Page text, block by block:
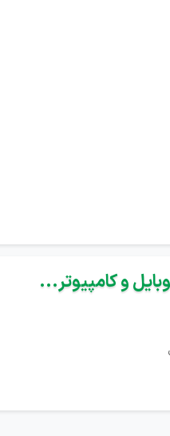
و کامپیوتر...